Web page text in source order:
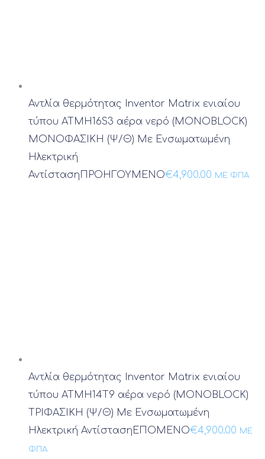
Αντλία θερμότητας Inventor Matrix ενιαίου
τύπου ATMH16S3 αέρα νερό (MONOBLOCK)
ΜΟΝΟΦΑΣΙΚΗ (Ψ/Θ) Με Ενσωματωμένη
Ηλεκτρική
ΑντίστασηΠΡΟΗΓΟΥΜΕΝΟ€4,900.00 ΜΕ ΦΠΑ
Αντλία θερμότητας Inventor Matrix ενιαίου
τύπου ATMH14T9 αέρα νερό (MONOBLOCK)
ΤΡΙΦΑΣΙΚΗ (Ψ/Θ) Με Ενσωματωμένη
Ηλεκτρική Αντίσταση ΕΠΟΜΕΝΟ€4,900.00 ΜΕ
ΦΠΑ